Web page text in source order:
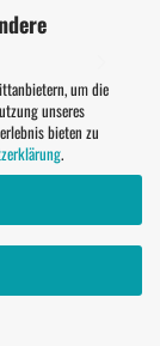
um die
unseres
bieten zu
.